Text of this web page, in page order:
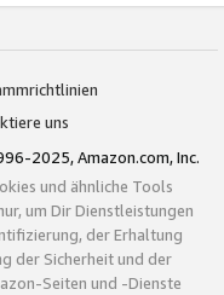
uns
2025, Amazon.com, Inc.
und ähnliche Tools
um Dir Dienstleistungen
der Erhaltung
der Sicherheit und der
Seiten und -Dienste